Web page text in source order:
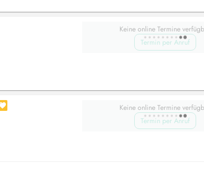
Keine online Termine
Termin per Anruf
Keine online Termine
Termin per Anruf